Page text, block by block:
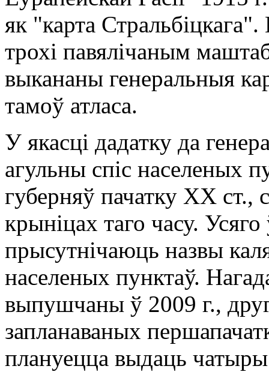
як "карта
трохі павялічаным
выкананы генеральныя
тамоў атласа.
У якасці дадатку да
агульны спіс населеных
губерняў пачатку XX ст.,
крыніцах таго часу. Усяго
прысутнічаюць назвы
населеных пунктаў.
выпушчаны ў 2009 г.,
запланаваных
плануецца выдаць